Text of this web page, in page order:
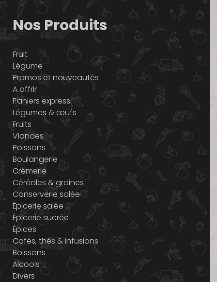
Nos Produits
Fruit
Légume
Promos et nouveautés
A offrir
Paniers express
Légumes & œufs
Fruits
Viandes
Poissons
Boulangerie
Crémerie
Céréales & graines
Conserverie salée
Épicerie salée
Épicerie sucrée
Épices
Cafés, thés & infusions
Boissons
Alcools
Divers